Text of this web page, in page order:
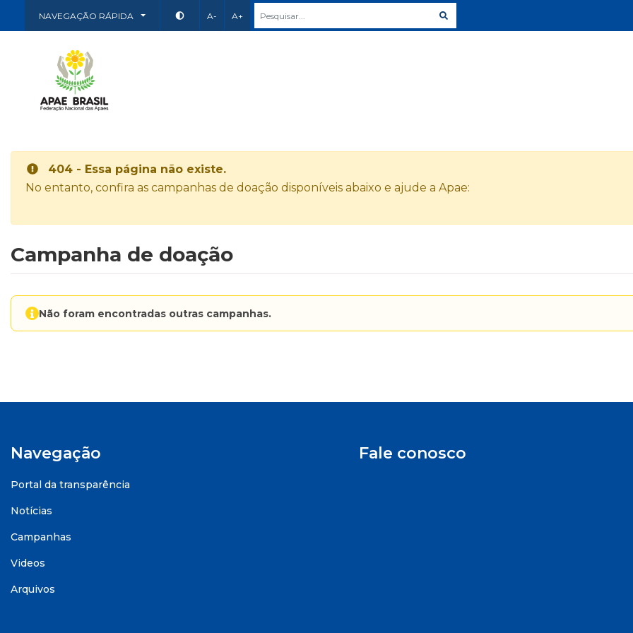
NAVEGAÇÃO RÁPIDA A- A+
404 - Essa página não existe.
No entanto, confira as campanhas de doação disponíveis abaixo e ajude a Apae:
Campanha de doação
Não foram encontradas outras campanhas.
Navegação
Portal da transparência
Notícias
Campanhas
Videos
Arquivos
Fale conosco